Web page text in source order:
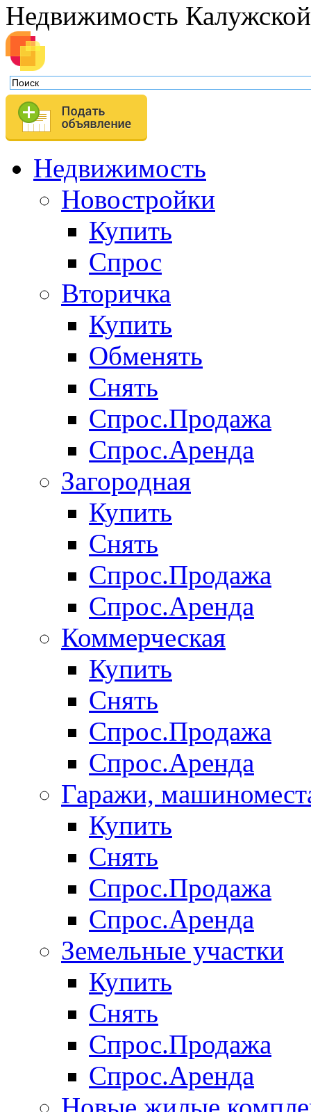
Недвижимость
Недвижимость
Новостройки
Купить
Спрос
Вторичка
Купить
Обменять
Снять
Спрос.Продажа
Спрос.Аренда
Загородная
Купить
Снять
Спрос.Продажа
Спрос.Аренда
Коммерческая
Купить
Снять
Спрос.Продажа
Спрос.Аренда
Гаражи,
Купить
Снять
Спрос.Продажа
Спрос.Аренда
Земельные участки
Купить
Снять
Спрос.Продажа
Спрос.Аренда